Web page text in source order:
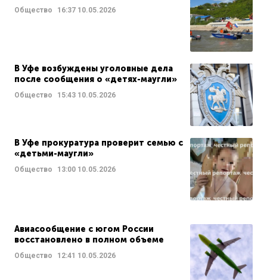
Общество 16:37 10.05.2026
В Уфе возбуждены уголовные дела
после сообщения о «детях-маугли»
Общество 15:43 10.05.2026
В Уфе прокуратура проверит семью с
«детьми-маугли»
Общество 13:00 10.05.2026
Авиасообщение с югом России
восстановлено в полном объеме
Общество 12:41 10.05.2026